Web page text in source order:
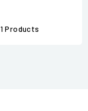
1 Products